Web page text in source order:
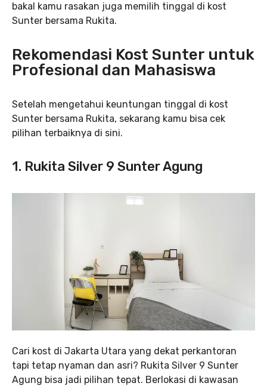
bakal kamu rasakan juga memilih tinggal di kost
Sunter bersama Rukita.
Rekomendasi Kost Sunter untuk
Profesional dan Mahasiswa
Setelah mengetahui keuntungan tinggal di kost
Sunter bersama Rukita, sekarang kamu bisa cek
pilihan terbaiknya di sini.
1. Rukita Silver 9 Sunter Agung
Cari kost di Jakarta Utara yang dekat perkantoran
tapi tetap nyaman dan asri? Rukita Silver 9 Sunter
Agung bisa jadi pilihan tepat. Berlokasi di kawasan